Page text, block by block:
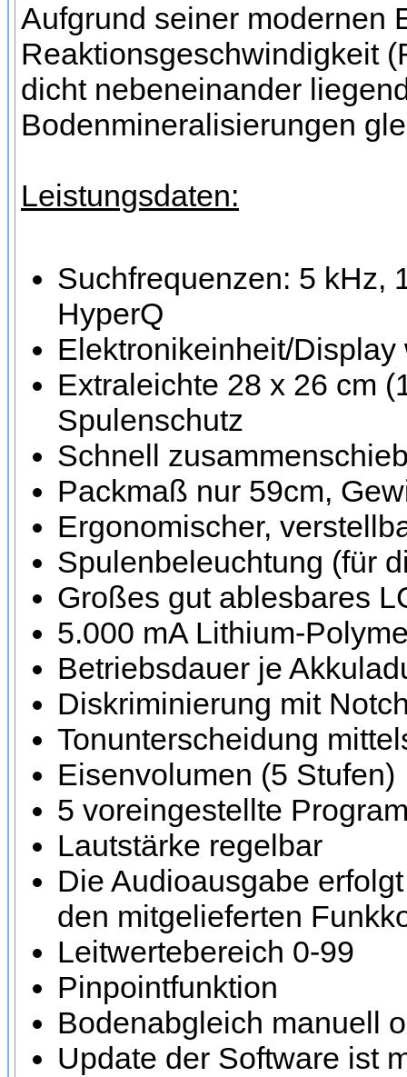
Aufgrund seiner modernen
Reaktionsgeschwindigkeit
dicht nebeneinander
Bodenmineralisierungen
Leistungsdaten:
Suchfrequenzen: 5 kHz,
HyperQ
Elektronikeinheit/
Extraleichte 28 x 26 cm
Spulenschutz
Schnell
Packmaß nur 59cm,
Ergonomischer,
Spulenbeleuchtung (für
Großes gut ablesbares
5.000 mA Lithium-
Betriebsdauer je
Diskriminierung mit
Tonunterscheidung
Eisenvolumen (5 Stufen)
5 voreingestellte
Lautstärke regelbar
Die Audioausgabe
den mitgelieferten
Leitwertebereich 0-99
Pinpointfunktion
Bodenabgleich manuell
Update der Software ist